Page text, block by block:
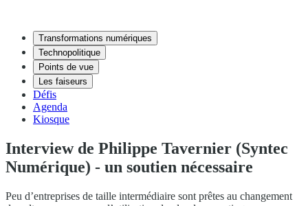
Transformations numériques
Technopolitique
Points de vue
Les faiseurs
Défis
Agenda
Kiosque
Interview de Philippe Tavernier (Syntec
Numérique) - un soutien nécessaire
Peu d’entreprises de taille intermédiaire sont prêtes au changement